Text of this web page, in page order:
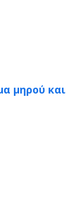
μηρού και